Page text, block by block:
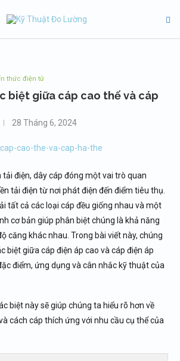
thức điện tử
biệt giữa cáp cao thế và cáp
28 Tháng 6, 2024
điện, dây cáp đóng một vai trò quan
tải điện từ nơi phát điện đến điểm tiêu thụ.
tất cả các loại cáp đều giống nhau và một
cơ bản giúp phân biệt chúng là khả năng
căng khác nhau. Trong bài viết này, chúng
biệt giữa cáp điện áp cao và cáp điện áp
điểm, ứng dụng và cân nhắc kỹ thuật của
biệt này sẽ giúp chúng ta hiểu rõ hơn về
cách cáp thích ứng với nhu cầu cụ thể của